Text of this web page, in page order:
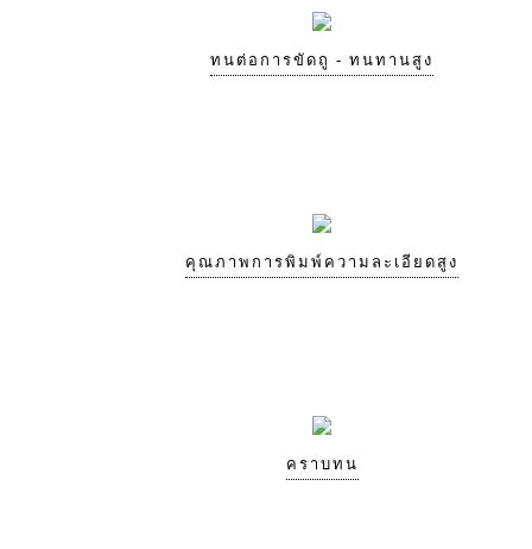
ทนต่อการขัดถู - ทนทานสูง
คุณภาพการพิมพ์ความละเอียดสูง
คราบทน